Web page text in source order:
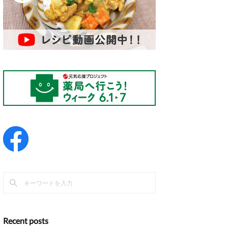
Recent posts